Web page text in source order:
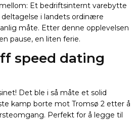
Et bedriftsinternt varebytte
i landets ordinære
måte. Etter denne opplevelsen
pause, en liten ferie.
speed dating
Det ble i så måte et solid
kamp borte mot Tromsø 2 etter å
Perfekt for å legge til